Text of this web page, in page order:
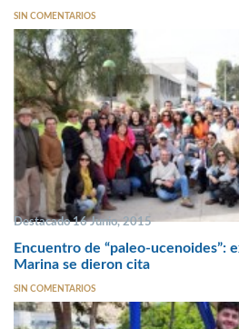
SIN COMENTARIOS
Destacado 16 Junio, 2015
Encuentro de “paleo-ucenoides”:
Marina se dieron cita
SIN COMENTARIOS